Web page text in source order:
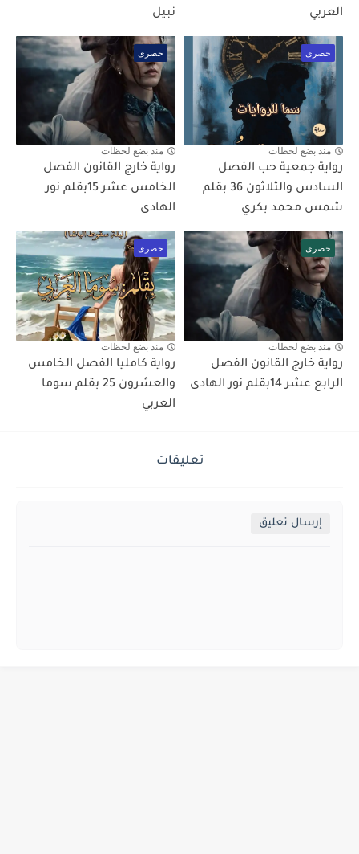
العربي
نبيل
حصرى
منذ بضع لحظات
رواية جمعية حب الفصل
السادس والثلاثون 36 بقلم
شمس محمد بكري
حصرى
منذ بضع لحظات
رواية خارج القانون الفصل
الخامس عشر 15بقلم نور
الهادى
حصرى
منذ بضع لحظات
رواية خارج القانون الفصل
الرابع عشر 14بقلم نور الهادى
حصرى
منذ بضع لحظات
رواية كامليا الفصل الخامس
والعشرون 25 بقلم سوما
العربي
تعليقات
إرسال تعليق